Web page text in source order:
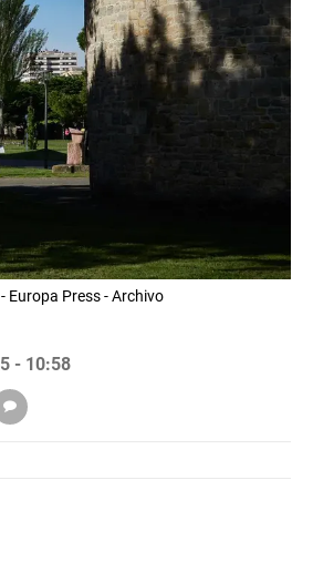
Europa Press - Archivo
- 10:58